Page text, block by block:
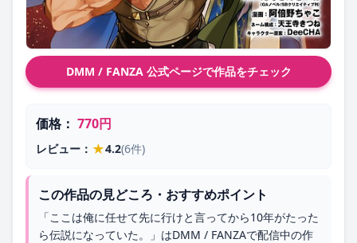
DMM / FANZA 公式ページで作品をチェック
価格： 770円
レビュー： ★4.2(6件)
この作品の見どころ・おすすめポイント
「ここは俺に任せて先に行けと言ってから10年がたった
ら伝説になっていた。」はDMM / FANZAで配信中の作